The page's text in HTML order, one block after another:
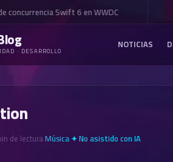
concurrencia Swift 6 en WWDC
· DESARROLLO NOTICIAS
de lectura·Música·✦ No asistido con IA